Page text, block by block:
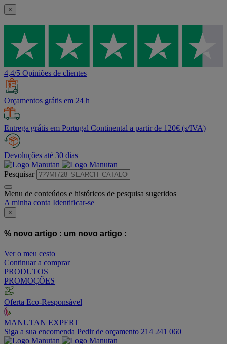
×
4,4/5 Opiniões de clientes
Orçamentos grátis em 24 h
Entrega grátis em Portugal Continental a partir de 120€ (s/IVA)
Devoluções até 30 dias
Pesquisar
Menu de conteúdos e históricos de pesquisa sugeridos
A minha conta Identificar-se
×
% novo artigo : um novo artigo :
Ver o meu cesto
Continuar a comprar
PRODUTOS
PROMOÇÕES
Oferta Eco-Responsável
MANUTAN EXPERT
Siga a sua encomenda Pedir de orçamento 214 241 060